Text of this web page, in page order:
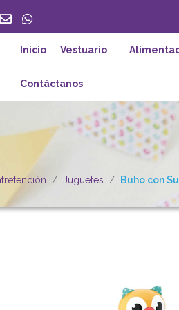
Inicio Vestuario
Contáctanos
Juguetes Buho con